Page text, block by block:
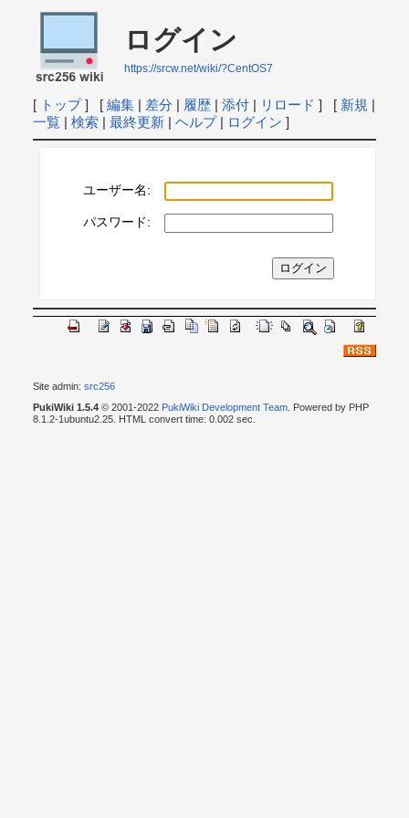
ログイン
https://srcw.net/wiki/?CentOS7
[ トップ] [ 編集| 差分 | 履歴| 添付| リロード ] [ 新規 |
一覧| 検索| 最終更新| ヘルプ| ログイン ]
ユーザー名:
パスワード:
Site admin: src256
PukiWiki 1.5.4© 2001-2022 PukiWiki Development Team. Powered by PHP
8.1.2-1ubuntu2.25. HTML convert time: 0.002 sec.